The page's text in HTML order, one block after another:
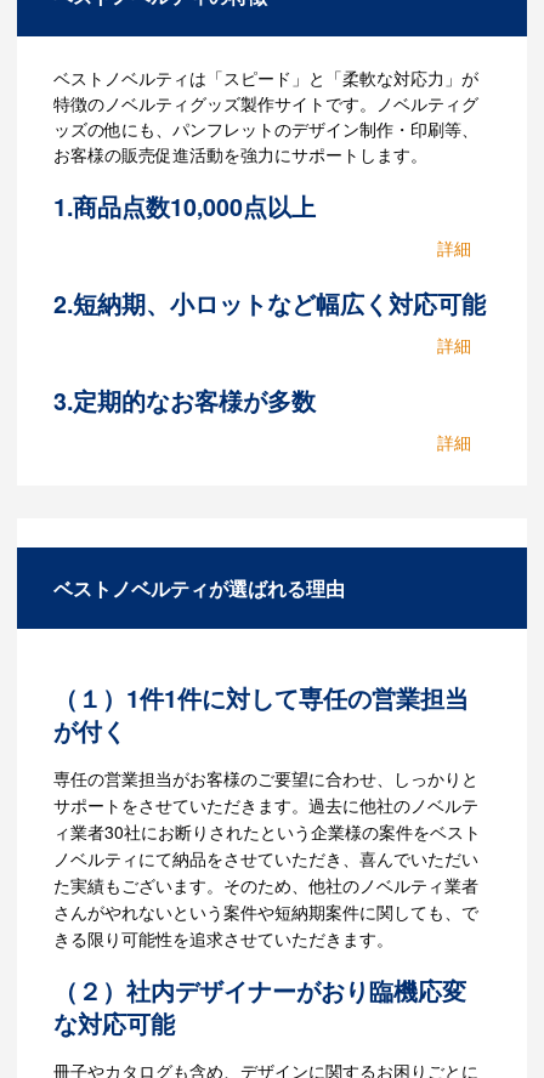
ベストノベルティは「スピード」と「柔軟な対応力」が
特徴のノベルティグッズ製作サイトです。ノベルティグ
ッズの他にも、パンフレットのデザイン制作・印刷等、
お客様の販売促進活動を強力にサポートします。
1.商品点数10,000点以上
ニーズに合わせて最適なノベルティグッズやプ
ロモーションメソッドを提案いたします。商品
談ください。お客様のニーズに合わせてスピー
2.短納期、小ロットなど幅広く対応可能
くのノベルティ製作業者と取引がありますの
で、できる限りお客様のご要望にお応えいたし
3.定期的なお客様が多数
可能です。お気軽にお問い合わせください。
ベストノベルティが選ばれる理由
（１）1件1件に対して専任の営業担当
が付く
専任の営業担当がお客様のご要望に合わせ、しっかりと
サポートをさせていただきます。過去に他社のノベルテ
ィ業者30社にお断りされたという企業様の案件をベスト
ノベルティにて納品をさせていただき、喜んでいただい
た実績もございます。そのため、他社のノベルティ業者
さんがやれないという案件や短納期案件に関しても、で
きる限り可能性を追求させていただきます。
（２）社内デザイナーがおり臨機応変
な対応可能
冊子やカタログも含め、デザインに関するお困りごとに